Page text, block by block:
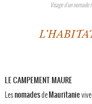
Visage d'un nomade
LE CAMPEMENT MAURE
Les nomadesdeMauritanie